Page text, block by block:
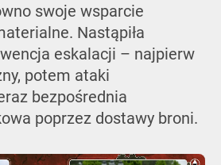
swoje wsparcie
Nastąpiła
eskalacji – najpierw
potem ataki
bezpośrednia
poprzez dostawy broni.